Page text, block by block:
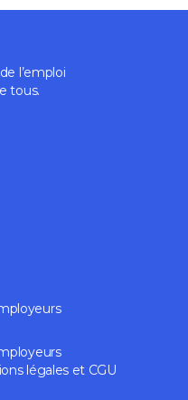
l’emploi
tous.
légaleset CGU